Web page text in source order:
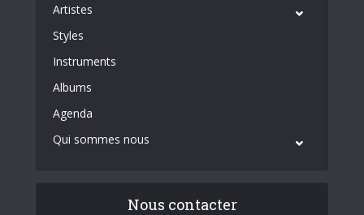
Artistes
Styles
Instruments
Albums
Agenda
Qui sommes nous
Nous contacter